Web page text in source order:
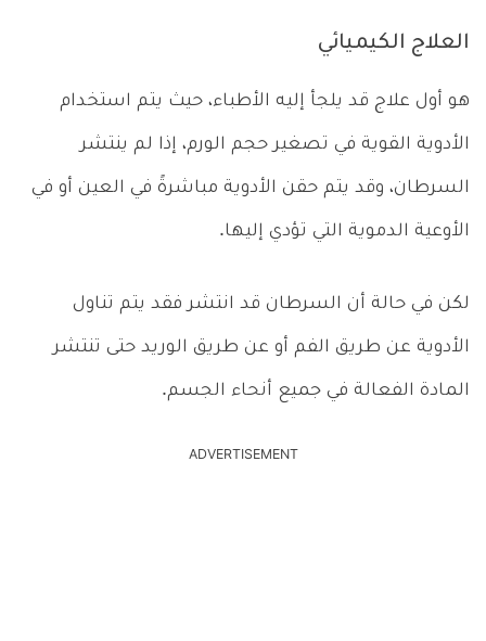
العلاج الكيميائي
هو أول علاج قد يلجأ إليه الأطباء، حيث يتم استخدام
الأدوية القوية في تصغير حجم الورم، إذا لم ينتشر
السرطان، وقد يتم حقن الأدوية مباشرةً في العين أو في
الأوعية الدموية التي تؤدي إليها.
لكن في حالة أن السرطان قد انتشر فقد يتم تناول
الأدوية عن طريق الفم أو عن طريق الوريد حتى تنتشر
المادة الفعالة في جميع أنحاء الجسم.
ADVERTISEMENT